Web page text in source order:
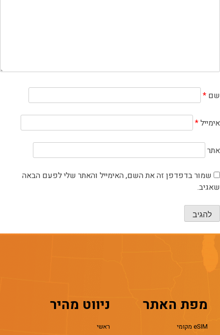
שם *
אימייל*
אתר
שמור בדפדפן זה את השם, האימייל והאתר שלי לפעם הבאה
שאגיב.
מפת האתר
eSIM מקומי
ניווט מהיר
ראשי